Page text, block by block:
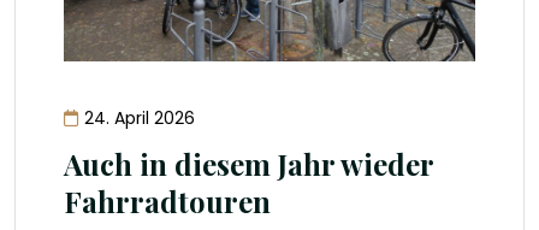
24. April 2026
Auch in diesem Jahr wieder
Fahrradtouren